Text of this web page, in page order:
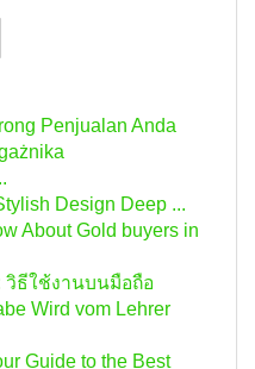
Penjualan Anda
Design Deep ...
About Gold buyers in
วิธีใช้งานบนมือถือ
Wird vom Lehrer
Guide to the Best